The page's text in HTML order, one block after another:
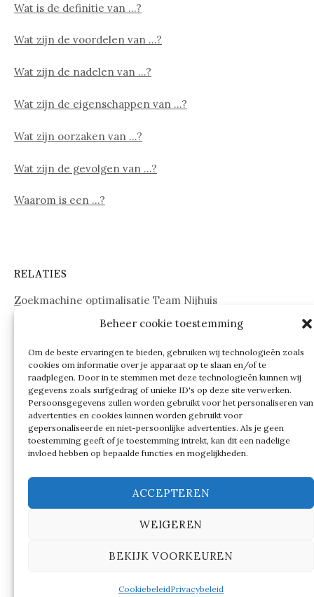
Beheer cookie toestemming
Om de beste ervaringen te bieden, gebruiken wij technologieën zoals
cookies om informatie over je apparaat op te slaan en/of te
raadplegen. Door in te stemmen met deze technologieën kunnen wij
gegevens zoals surfgedrag of unieke ID's op deze site verwerken.
Persoonsgegevens zullen worden gebruikt voor het personaliseren van
advertenties en cookies kunnen worden gebruikt voor
gepersonaliseerde en niet-persoonlijke advertenties. Als je geen
toestemming geeft of je toestemming intrekt, kan dit een nadelige
invloed hebben op bepaalde functies en mogelijkheden.
ACCEPTEREN
WEIGEREN
BEKIJK VOORKEUREN
CookiebeleidPrivacybeleid
Wat is de definitie van …?
Wat zijn de voordelen van …?
Wat zijn de nadelen van …?
Wat zijn de eigenschappen van …?
Wat zijn oorzaken van …?
Wat zijn de gevolgen van …?
Waarom is een …?
RELATIES
Zoekmachine optimalisatie Team Nijhuis
Ondersteund doorWordPress |Thema:Graphy